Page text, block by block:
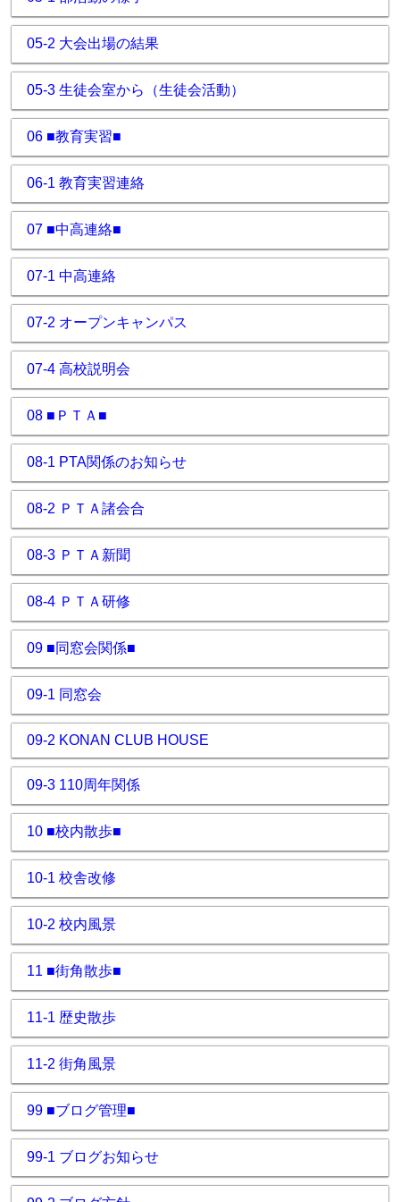
05-2 大会出場の結果
05-3 生徒会室から（生徒会活動）
06 ■教育実習■
06-1 教育実習連絡
07 ■中高連絡■
07-1 中高連絡
07-2 オープンキャンパス
07-4 高校説明会
08 ■ＰＴＡ■
08-1 PTA関係のお知らせ
08-2 ＰＴＡ諸会合
08-3 ＰＴＡ新聞
08-4 ＰＴＡ研修
09 ■同窓会関係■
09-1 同窓会
09-2 KONAN CLUB HOUSE
09-3 110周年関係
10 ■校内散歩■
10-1 校舎改修
10-2 校内風景
11 ■街角散歩■
11-1 歴史散歩
11-2 街角風景
99 ■ブログ管理■
99-1 ブログお知らせ